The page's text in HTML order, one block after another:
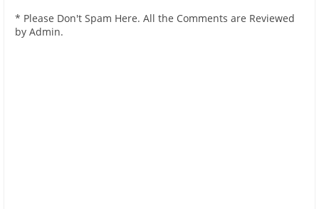
* Please Don't Spam Here. All the Comments are Reviewed
by Admin.